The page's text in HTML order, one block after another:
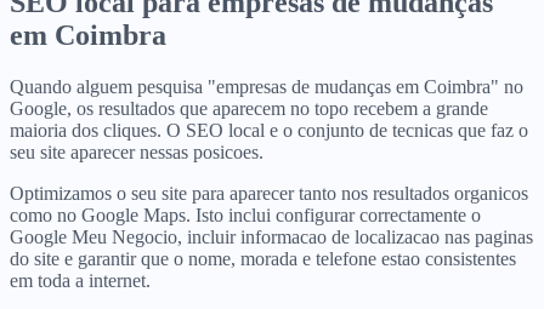
em Coimbra
Quando alguem pesquisa "empresas de mudanças em Coimbra" no
Google, os resultados que aparecem no topo recebem a grande
maioria dos cliques. O SEO local e o conjunto de tecnicas que faz o
seu site aparecer nessas posicoes.
Optimizamos o seu site para aparecer tanto nos resultados organicos
como no Google Maps. Isto inclui configurar correctamente o
Google Meu Negocio, incluir informacao de localizacao nas paginas
do site e garantir que o nome, morada e telefone estao consistentes
em toda a internet.